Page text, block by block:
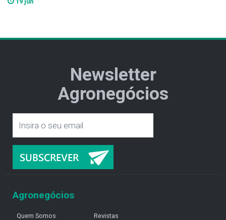
Newsletter
Agronegócios
Agronegócios
Quem Somos
Revistas